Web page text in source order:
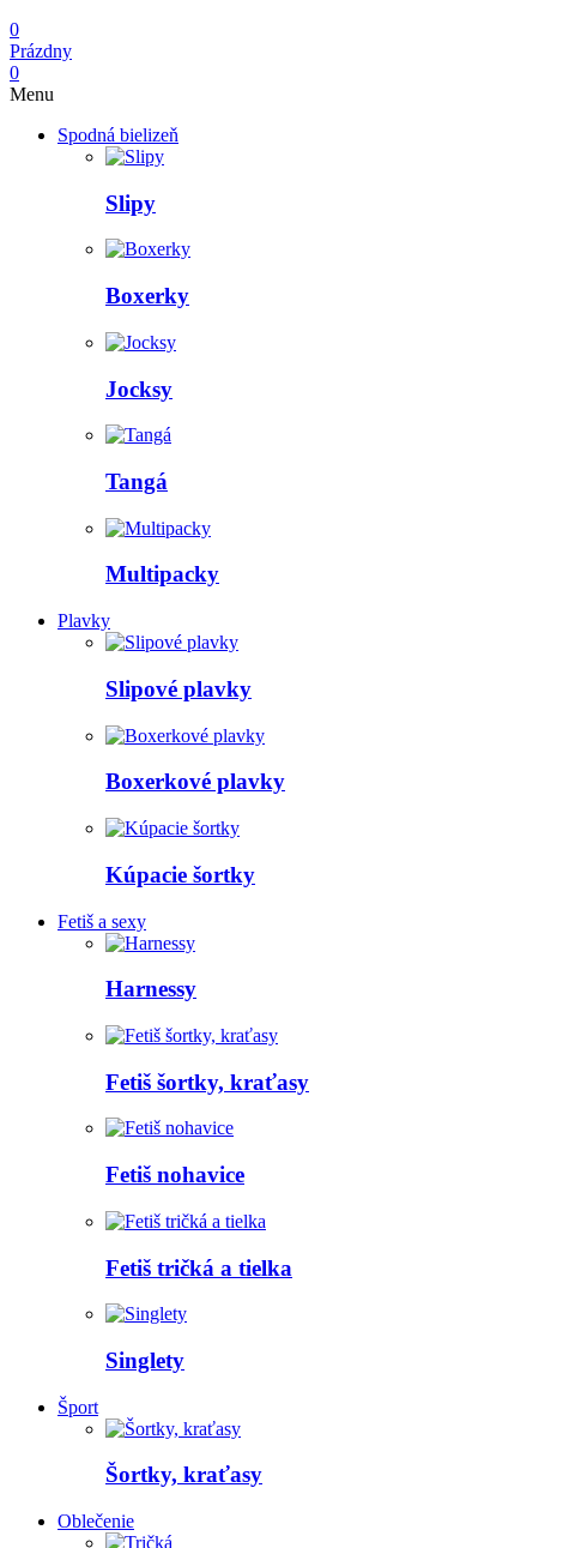
0
Prázdny
0
Menu
Spodná bielizeň
Slipy
Boxerky
Jocksy
Tangá
Multipacky
Plavky
Slipové plavky
Boxerkové plavky
Kúpacie šortky
Fetiš a sexy
Harnessy
Fetiš šortky, kraťasy
Fetiš nohavice
Fetiš tričká a tielka
Singlety
Šport
Šortky, kraťasy
Oblečenie